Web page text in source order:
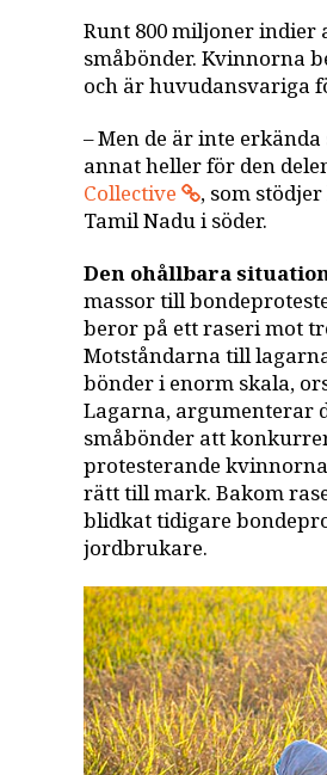
Runt 800 miljoner indier
småbönder. Kvinnorna
och är huvudansvariga
– Men de är inte
annat heller för den
Collective
, som
Tamil Nadu i söder.
Den ohållbara
massor till
beror på ett raseri mot
Motståndarna till
bönder i enorm skala,
Lagarna, argumenterar
småbönder att
protesterande
rätt till mark. Bakom
blidkat tidigare
jordbrukare.